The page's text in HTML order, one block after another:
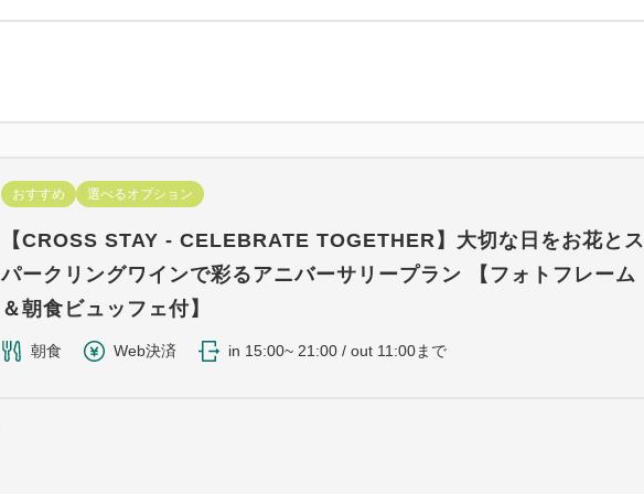
おすすめ 選べるオプション
【CROSS STAY - CELEBRATE TOGETHER】大切な日をお花とス
パークリングワインで彩るアニバーサリープラン 【フォトフレーム
＆朝食ビュッフェ付】
朝食 Web決済 in 15:00~ 21:00 / out 11:00まで